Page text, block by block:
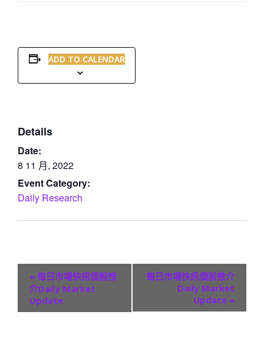
ADD TO CALENDAR
Details
Date:
8 11 月, 2022
Event Category:
Daily Research
« 每日市場快訊個股推
介Daily Market
Update
每日市場快訊個股推介
Daily Market
Update »